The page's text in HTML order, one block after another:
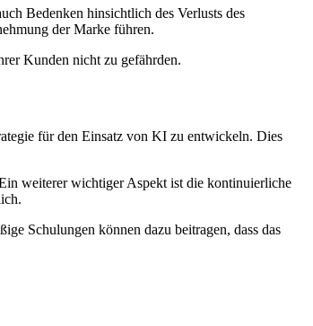
Bedenken hinsichtlich des Verlusts des
der Marke führen.
Kunden nicht zu gefährden.
für den Einsatz von KI zu entwickeln. Dies
weiterer wichtiger Aspekt ist die kontinuierliche
Schulungen können dazu beitragen, dass das